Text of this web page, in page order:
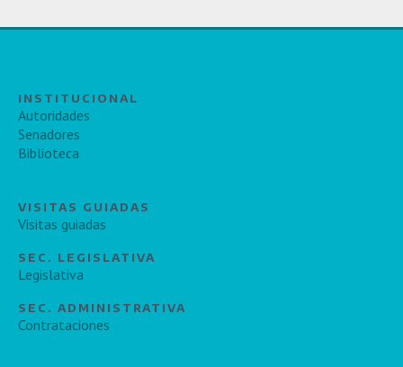
INSTITUCIONAL
Autoridades
Senadores
Biblioteca
VISITAS GUIADAS
Visitas guiadas
SEC. LEGISLATIVA
Legislativa
SEC. ADMINISTRATIVA
Contrataciones